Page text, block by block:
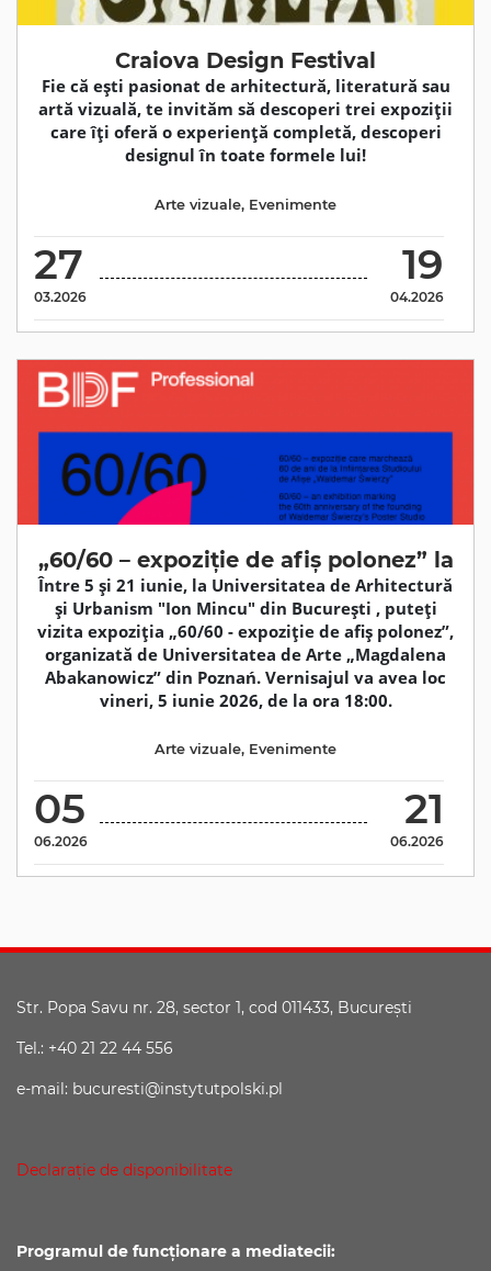
Craiova Design Festival
Fie că ești pasionat de arhitectură, literatură sau
artă vizuală, te invităm să descoperi trei expoziții
care îți oferă o experiență completă, descoperi
designul în toate formele lui!
27
03.2026
19
04.2026
Arte vizuale, Evenimente
„60/60 – expoziție de afiș polonez” la
Între 5 și 21 iunie, la Universitatea de Arhitectură
și Urbanism "Ion Mincu" din București , puteți
vizita expoziția „60/60 - expoziție de afiș polonez”,
organizată de Universitatea de Arte „Magdalena
Abakanowicz” din Poznań. Vernisajul va avea loc
vineri, 5 iunie 2026, de la ora 18:00.
05
06.2026
21
06.2026
Arte vizuale, Evenimente
Str. Popa Savu nr. 28, sector 1, cod 011433, Bucureşti
Tel.: +40 21 22 44 556
e-mail: bucuresti@instytutpolski.pl
Declaraţie de disponibilitate
Programul de funcționare a mediatecii: